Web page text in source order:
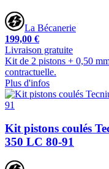
La Bécanerie
199,00 €
Livraison gratuite
Kit de 2 pistons + 0,50
contractuelle.
Plus d'infos
Kit pistons coulés
350 LC 80-91